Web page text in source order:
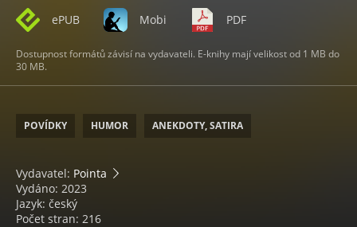
ePUB Mobi PDF
Dostupnost formátů závisí na vydavateli. E-knihy mají velikost od 1 MB do
30 MB.
POVÍDKY HUMOR ANEKDOTY, SATIRA
Vydavatel: Pointa
Vydáno: 2023
Jazyk: český
Počet stran: 216